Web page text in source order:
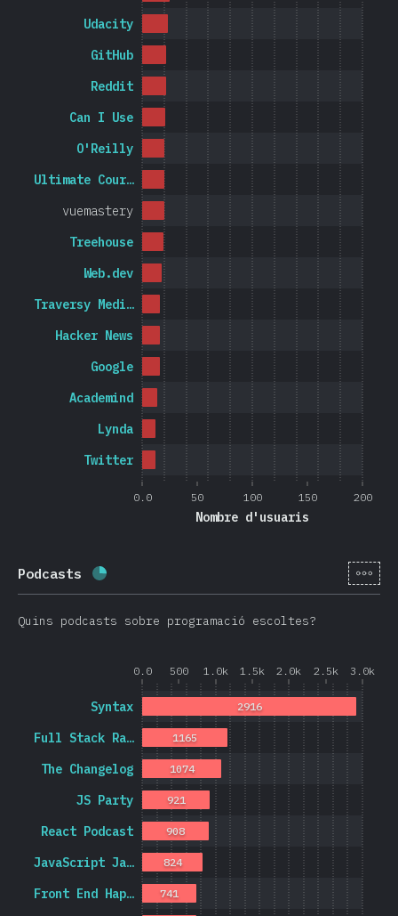
0.0 50 100 150 200
Nombre d'usuaris
Twitter
Lynda
Academind
Google
Hacker News
Traversy Medi…
Web.dev
Treehouse
vuemastery
Ultimate Cour…
O'Reilly
Can I Use
Reddit
GitHub
Udacity
Podcasts Percentatge completat: ) [ca-
Quins podcasts sobre programació escoltes?
0.0 500 1.0k 1.5k 2.0k 2.5k 3.0k
Front End Hap…
JavaScript Ja…
React Podcast
JS Party
The Changelog
Full Stack Ra…
Syntax
741
824
908
921
1074
1165
2916